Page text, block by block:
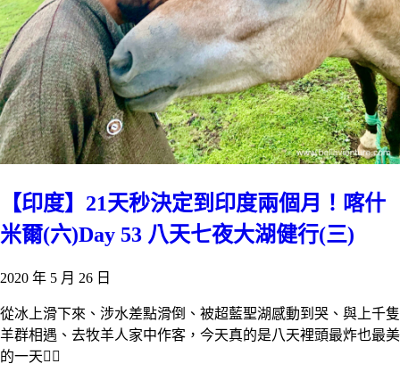
【印度】21天秒決定到印度兩個月！喀什
米爾(六)Day 53 八天七夜大湖健行(三)
2020 年 5 月 26 日
從冰上滑下來、涉水差點滑倒、被超藍聖湖感動到哭、與上千隻
羊群相遇、去牧羊人家中作客，今天真的是八天裡頭最炸也最美
的一天🙇‍♀️